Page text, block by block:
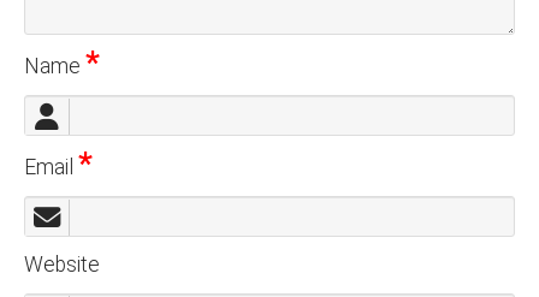
Name *
Email *
Website